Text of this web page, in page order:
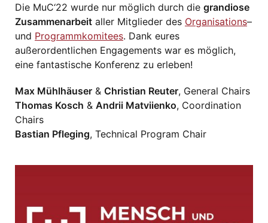
Die MuC‘22 wurde nur möglich durch die grandiose
Zusammenarbeit aller Mitglieder des Organisations–
und Programmkomitees. Dank eures
außerordentlichen Engagements war es möglich,
eine fantastische Konferenz zu erleben!
Max Mühlhäuser & Christian Reuter, General Chairs
Thomas Kosch & Andrii Matviienko, Coordination
Chairs
Bastian Pfleging, Technical Program Chair